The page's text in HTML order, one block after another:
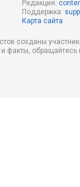
Редакция:
Поддержка:
Карта сайта
созданы
и факты,